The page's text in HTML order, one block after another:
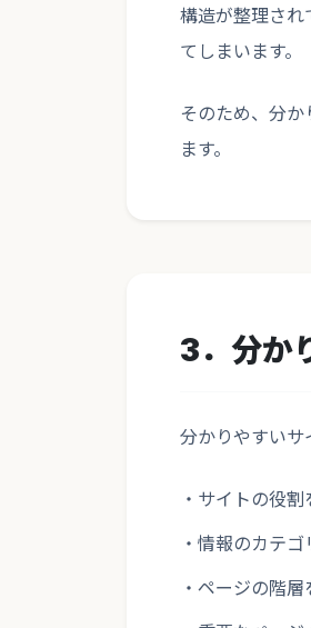
構造が整理され
てしまいます。
そのため、分
ます。
3．分か
分かりやすいサ
・サイトの役
・情報のカテ
・ページの階